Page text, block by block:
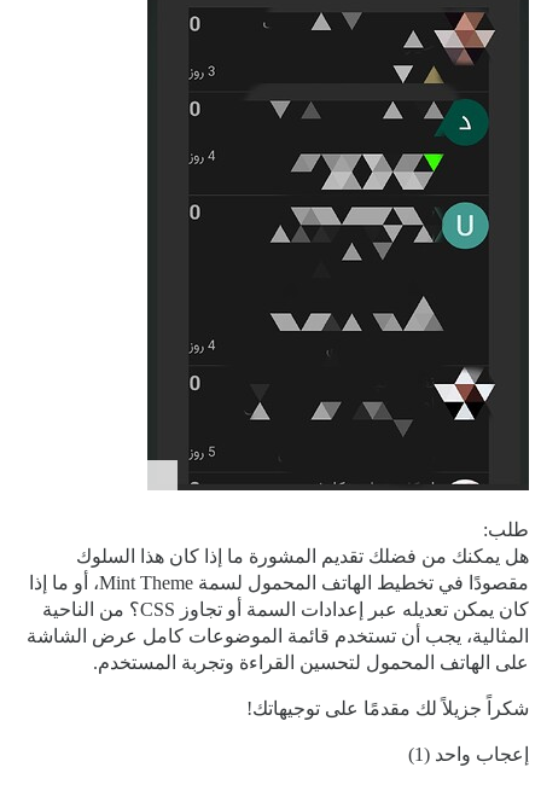
طلب:
هل يمكنك من فضلك تقديم المشورة ما إذا كان هذا السلوك
مقصودًا في تخطيط الهاتف المحمول لسمة Mint Theme، أو ما إذا
كان يمكن تعديله عبر إعدادات السمة أو تجاوز CSS؟ من الناحية
المثالية، يجب أن تستخدم قائمة الموضوعات كامل عرض الشاشة
على الهاتف المحمول لتحسين القراءة وتجربة المستخدم.
شكراً جزيلاً لك مقدمًا على توجيهاتك!
إعجاب واحد (1)